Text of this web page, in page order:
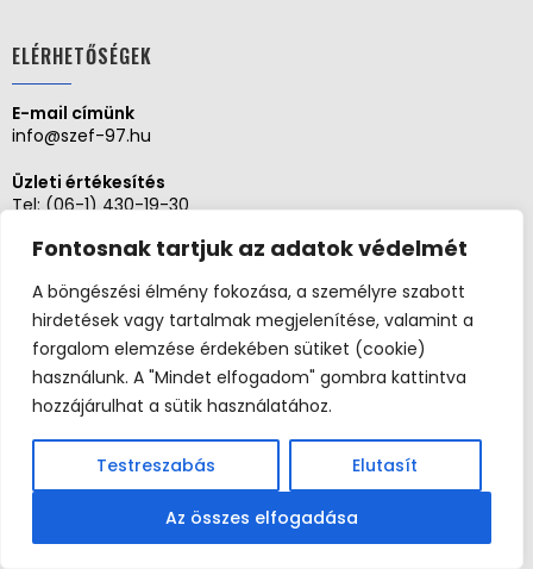
Fontosnak tartjuk az adatok védelmét
A böngészési élmény fokozása, a személyre szabott
hirdetések vagy tartalmak megjelenítése, valamint a
forgalom elemzése érdekében sütiket (cookie)
használunk. A "Mindet elfogadom" gombra kattintva
hozzájárulhat a sütik használatához.
Testreszabás Elutasít
Az összes elfogadása
ELÉRHETŐSÉGEK
E-mail címünk
info@szef-97.hu
Üzleti értékesítés
Tel: (06-1) 430-19-30
Direkt értékesítés
Tel: (06-1) 430-1930
Adminisztráció, Pénzügy
Tel:
(06-1) 430-1930
Szerviz és karbantartás
Tel: (06-20)3268654
Tel: (06-1) 436-0384